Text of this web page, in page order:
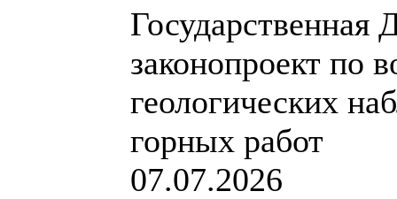
Государственная
законопроект по
геологических
горных работ
07.07.2026